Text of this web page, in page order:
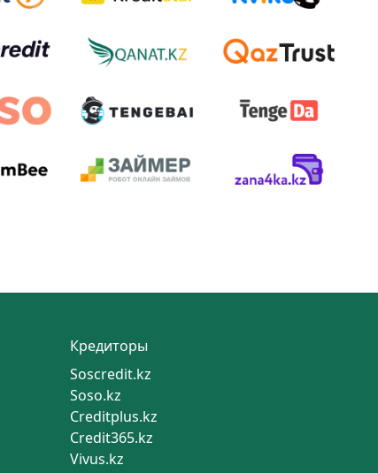
Кредиторы
Soscredit.kz
Soso.kz
Creditplus.kz
Credit365.kz
Vivus.kz